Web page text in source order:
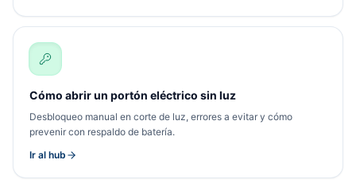
Cómo abrir un portón eléctrico sin luz
Desbloqueo manual en corte de luz, errores a evitar y cómo
prevenir con respaldo de batería.
Ir al hub